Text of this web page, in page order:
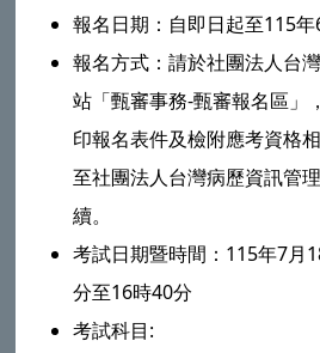
報名日期：自即日起至115年
報名方式：請於社團法人台
站「甄審事務-甄審報名區」
印報名表件及檢附應考資格
至社團法人台灣病歷資訊管
續。
考試日期暨時間：115年7月
分至16時40分
考試科目: